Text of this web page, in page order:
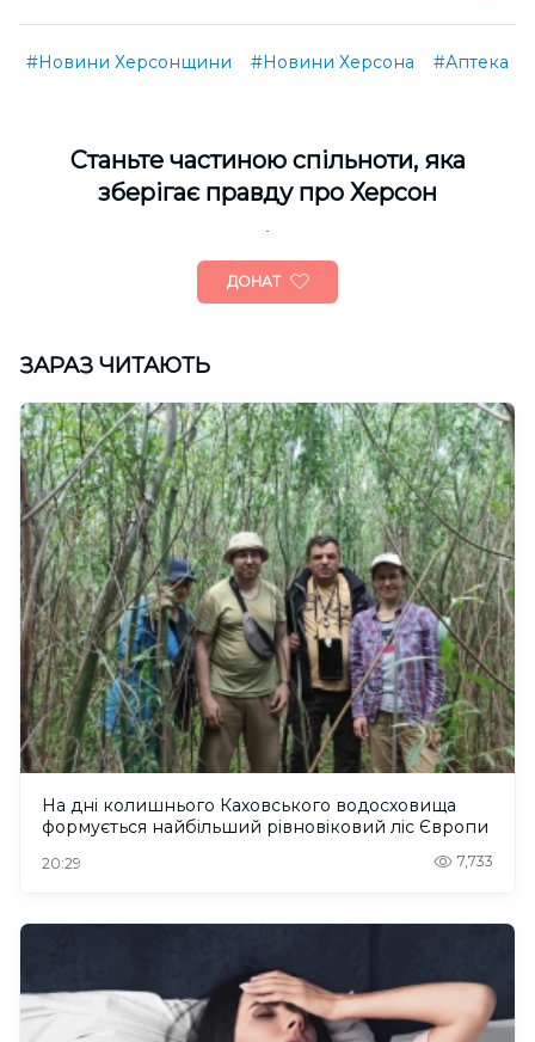
#Новини Херсонщини #Новини Херсона #Аптека
Cтаньте частиною спільноти, яка
зберігає правду про Херсон
ДОНАТ
ЗАРАЗ ЧИТАЮТЬ
На дні колишнього Каховського водосховища
формується найбільший рівновіковий ліс Європи
20:29 7,733